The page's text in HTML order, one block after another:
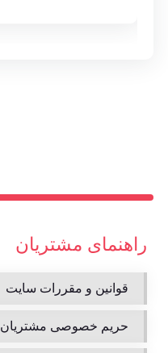
راهنمای مشتریان
قوانین و مقررات سایت
حریم خصوصی مشتریان